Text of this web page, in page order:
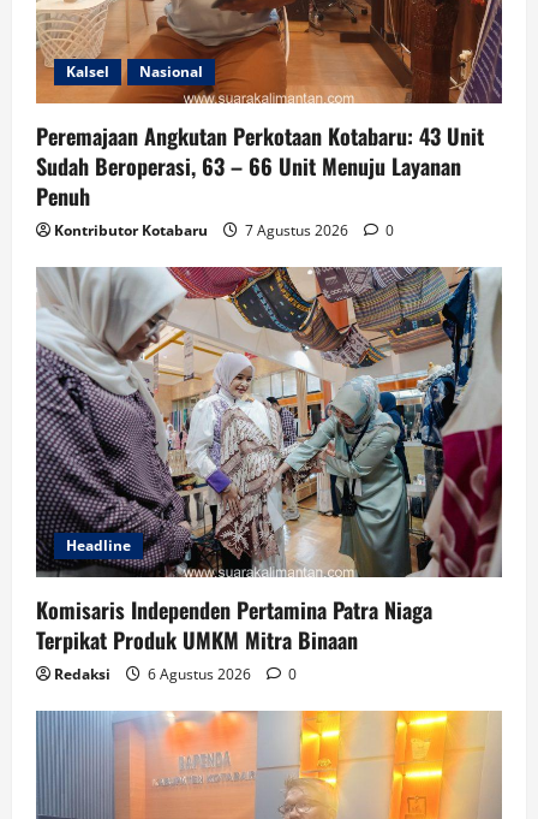
Kalsel Nasional
Peremajaan Angkutan Perkotaan Kotabaru: 43 Unit
Sudah Beroperasi, 63 – 66 Unit Menuju Layanan
Penuh
Kontributor Kotabaru 7 Agustus 2026 0
Headline
Komisaris Independen Pertamina Patra Niaga
Terpikat Produk UMKM Mitra Binaan
Redaksi 6 Agustus 2026 0